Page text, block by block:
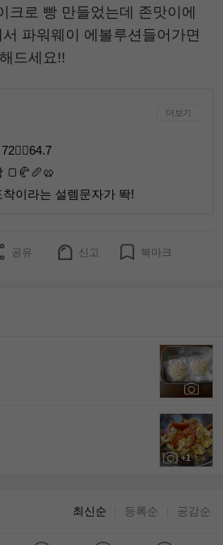
크로 빵 만들었는데 존맛이에
파워웨이 에볼루션들어가면
드세요!!
더보기
🍞🥐🥖🥨
착이라는 설렘문자가 똭!
공유 신고 북마크
+1
최신순 등록순 공감순